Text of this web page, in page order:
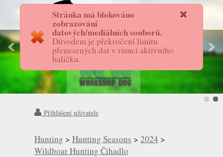
Stránka má blokováno
zobrazování
datových/mediálních souborů.
Důvodem je překročení limitu
přenesených dat v rámci aktivního
balíčku.
FotostoryAS
Přihlášení uživatele
Hunting > Hunting Seasons > 2024 >
Wildboar Hunting Čihadlo